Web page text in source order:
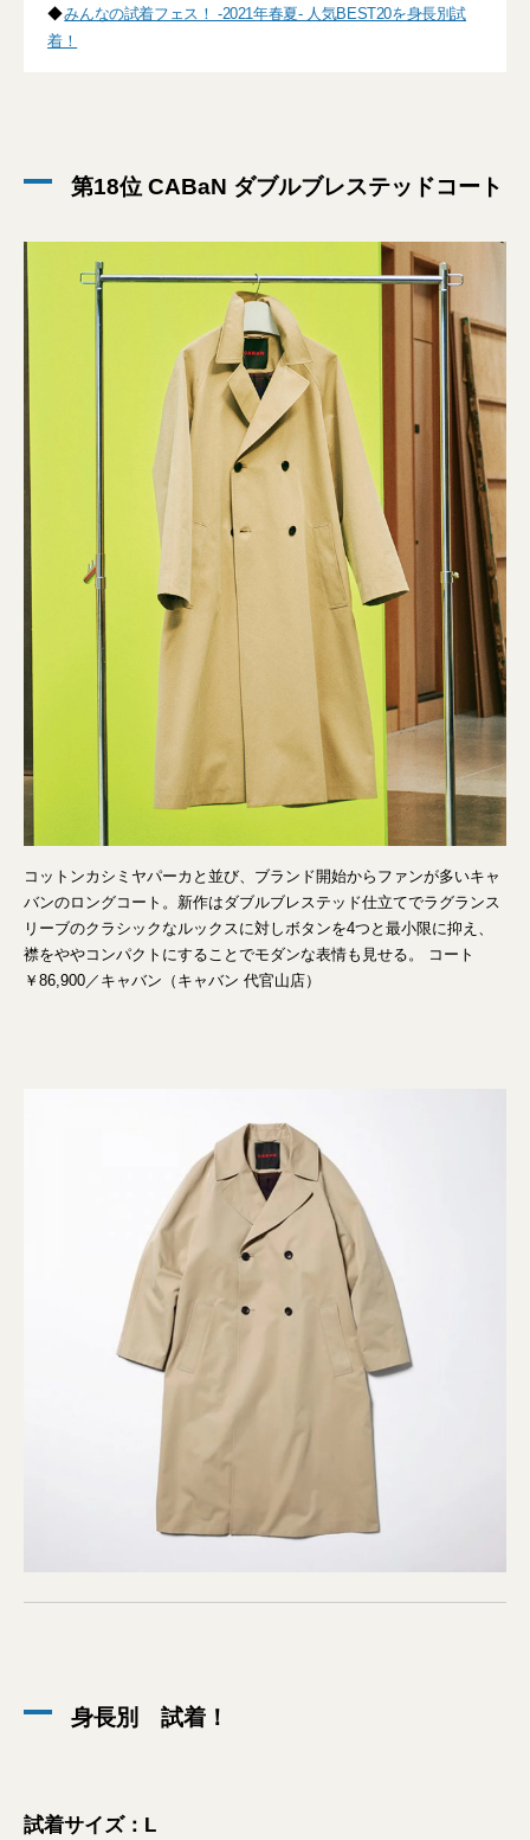
◆みんなの試着フェス！ -2021年春夏- 人気BEST20を身長別試
着！
第18位 CABaN ダブルブレステッドコート
コットンカシミヤパーカと並び、ブランド開始からファンが多いキャ
バンのロングコート。新作はダブルブレステッド仕立てでラグランス
リーブのクラシックなルックスに対しボタンを4つと最小限に抑え、
襟をややコンパクトにすることでモダンな表情も見せる。 コート
￥86,900／キャバン（キャバン 代官山店）
身長別 試着！
試着サイズ：L